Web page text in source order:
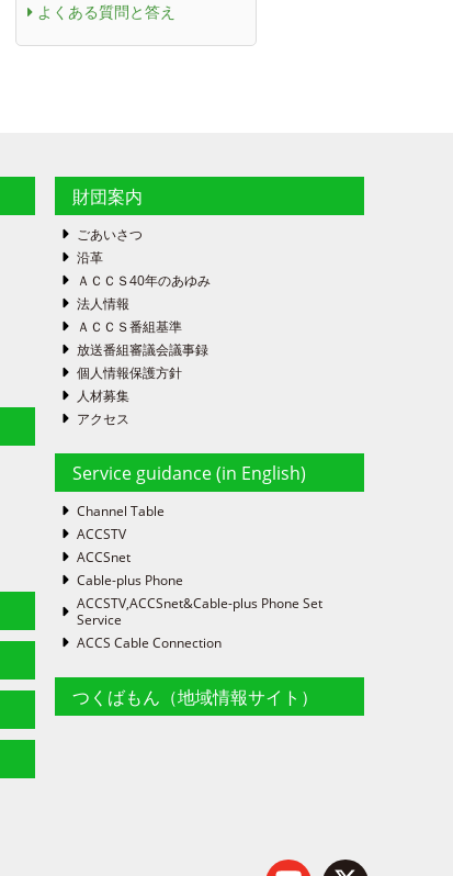
よくある質問と答え
財団案内
ごあいさつ
沿革
ＡＣＣＳ40年のあゆみ
法人情報
ＡＣＣＳ番組基準
放送番組審議会議事録
個人情報保護方針
人材募集
アクセス
Service guidance (in English)
Channel Table
ACCSTV
ACCSnet
Cable-plus Phone
ACCSTV,ACCSnet&Cable-plus Phone Set
Service
ACCS Cable Connection
つくばもん（地域情報サイト）